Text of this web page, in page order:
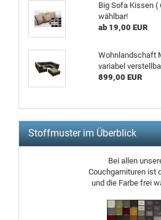
Big Sofa Kissen (
wählbar!
ab 19,00 EUR
Wohnlandschaft
variabel
899,00 EUR
Stoffmuster im Überblick
Bei allen
Couchgarnituren ist
und die Farbe frei